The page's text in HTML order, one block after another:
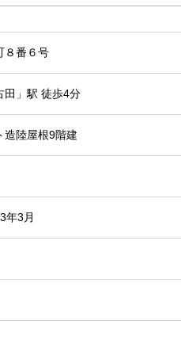
８番６号
田」駅 徒歩4分
造陸屋根9階建
年3月